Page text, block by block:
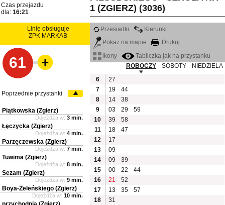
1 (ZGIERZ) (3036)
Czas przejazdu
dla: 16:21
Linię obsługuje
ZPK MARKAB
61
Przesiadki
Kierunki
Pokaż na mapie
Drukuj
ikony
Tabliczka jak na przystanku
ROBOCZY
SOBOTY
NIEDZIELA
6
27
7
19
44
8
14
38
9
03 29
59
10
39
58
11
18
47
12
17
13
09
14
09
39
15
00 22
44
16
21
52
17
13 35
57
18
31
Poprzednie przystanki
Piątkowska (Zgierz)
Dojeżdża w: 3 min.
Łęczycka (Zgierz)
Dojeżdża w: 4 min.
Parzęczewska (Zgierz)
Dojeżdża w: 7 min.
Tuwima (Zgierz)
Dojeżdża w: 8 min.
Sezam (Zgierz)
Dojeżdża w: 9 min.
Boya-Żeleńskiego (Zgierz)
Dojeżdża w: 10 min.